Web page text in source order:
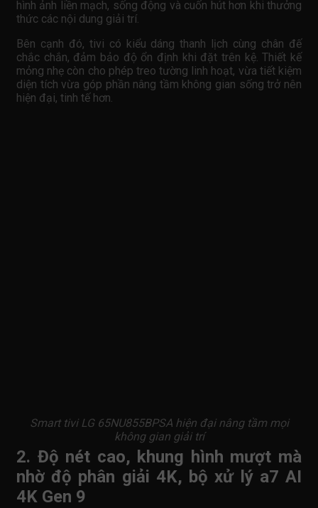
hình ảnh liền mạch, sống động và cuốn hút hơn khi thưởng
thức các nội dung giải trí.
Bên cạnh đó, tivi có kiểu dáng thanh lịch cùng chân đế
chắc chắn, đảm bảo độ ổn định khi đặt trên kệ. Thiết kế
mỏng nhẹ còn cho phép treo tường linh hoạt, vừa tiết kiệm
diện tích vừa góp phần nâng tầm không gian sống trở nên
hiện đại, tinh tế hơn.
Smart tivi LG 65NU855BPSA hiện đại nâng tầm mọi
không gian giải trí
2. Độ nét cao, khung hình mượt mà
nhờ độ phân giải 4K, bộ xử lý a7 AI
4K Gen 9